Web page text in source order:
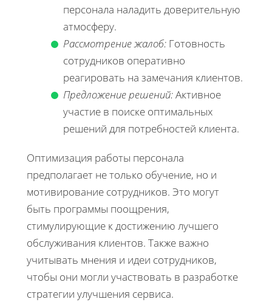
персонала наладить доверительную
атмосферу.
Рассмотрение жалоб: Готовность
сотрудников оперативно
реагировать на замечания клиентов.
Предложение решений:Активное
участие в поиске оптимальных
решений для потребностей клиента.
Оптимизация работы персонала
предполагает не только обучение, но и
мотивирование сотрудников. Это могут
быть программы поощрения,
стимулирующие к достижению лучшего
обслуживания клиентов. Также важно
учитывать мнения и идеи сотрудников,
чтобы они могли участвовать в разработке
стратегии улучшения сервиса.